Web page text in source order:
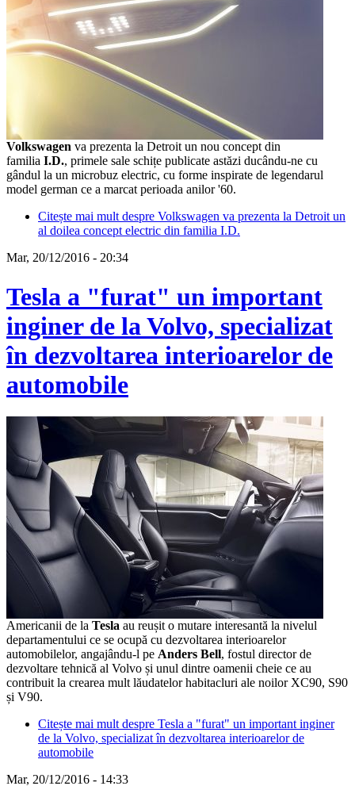
Volkswagen va prezenta la Detroit un nou concept din
familia I.D., primele sale schițe publicate astăzi ducându-ne cu
gândul la un microbuz electric, cu forme inspirate de legendarul
model german ce a marcat perioada anilor '60.
Citește mai mult despre Volkswagen va prezenta la Detroit un
al doilea concept electric din familia I.D.
Mar, 20/12/2016 - 20:34
Tesla a "furat" un important
inginer de la Volvo, specializat
în dezvoltarea interioarelor de
automobile
Americanii de la Tesla au reușit o mutare interesantă la nivelul
departamentului ce se ocupă cu dezvoltarea interioarelor
automobilelor, angajându-l pe Anders Bell, fostul director de
dezvoltare tehnică al Volvo și unul dintre oamenii cheie ce au
contribuit la crearea mult lăudatelor habitacluri ale noilor XC90, S90
și V90.
Citește mai mult despre Tesla a "furat" un important inginer
de la Volvo, specializat în dezvoltarea interioarelor de
automobile
Mar, 20/12/2016 - 14:33